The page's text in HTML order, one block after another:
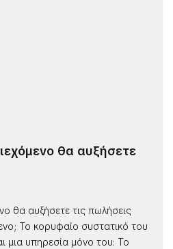
θα αυξήσετε
θα αυξήσετε τις πωλήσεις
Το κορυφαίο συστατικό του
μια υπηρεσία μόνο του: Το